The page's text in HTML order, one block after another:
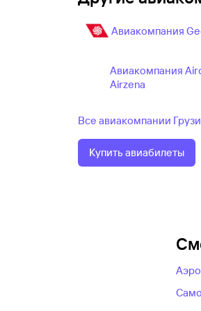
Авиакомпания
Авиакомпания
Airzena
Все авиакомпании
Купить авиабилеты